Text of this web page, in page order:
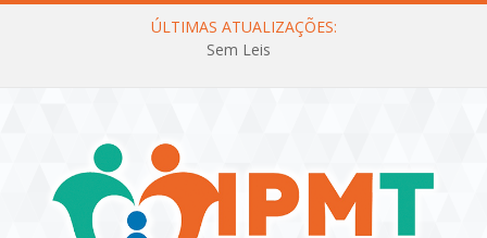
ÚLTIMAS ATUALIZAÇÕES:
Sem Leis